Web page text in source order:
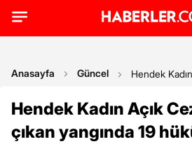
Anasayfa Güncel Hendek
Hendek Kadın Açık
çıkan yangında 19